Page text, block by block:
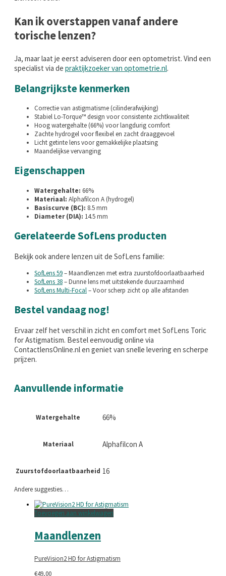
Kan ik overstappen vanaf andere
torische lenzen?
Ja, maar laat je eerst adviseren door een optometrist. Vind een
specialist via de praktijkzoeker van optometrie.nl.
Belangrijkste kenmerken
Correctie van astigmatisme (cilinderafwijking)
Stabiel Lo-Torque™ design voor consistente zichtkwaliteit
Hoog watergehalte (66%) voor langdurig comfort
Zachte hydrogel voor flexibel en zacht draaggevoel
Licht getinte lens voor gemakkelijke plaatsing
Maandelijkse vervanging
Eigenschappen
Watergehalte: 66%
Materiaal: Alphafilcon A (hydrogel)
Basiscurve (BC): 8.5 mm
Diameter (DIA): 14.5 mm
Gerelateerde SofLens producten
Bekijk ook andere lenzen uit de SofLens familie:
SofLens 59– Maandlenzen met extra zuurstofdoorlaatbaarheid
SofLens 38– Dunne lens met uitstekende duurzaamheid
SofLens Multi-Focal– Voor scherp zicht op alle afstanden
Bestel vandaag nog!
Ervaar zelf het verschil in zicht en comfort met SofLens Toric
for Astigmatism. Bestel eenvoudig online via
ContactlensOnline.nl en geniet van snelle levering en scherpe
prijzen.
Aanvullende informatie
Watergehalte 66%
Materiaal Alphafilcon A
Zuurstofdoorlaatbaarheid 16
Andere suggesties…
Toevoegen aan winkelwagen
Maandlenzen
PureVision2 HD for Astigmatism
€49,00